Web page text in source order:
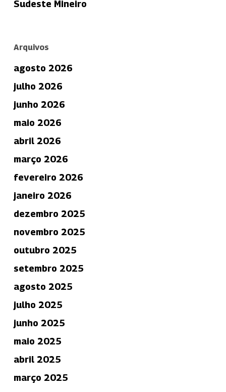
Sudeste Mineiro
Arquivos
agosto 2026
julho 2026
junho 2026
maio 2026
abril 2026
março 2026
fevereiro 2026
janeiro 2026
dezembro 2025
novembro 2025
outubro 2025
setembro 2025
agosto 2025
julho 2025
junho 2025
maio 2025
abril 2025
março 2025